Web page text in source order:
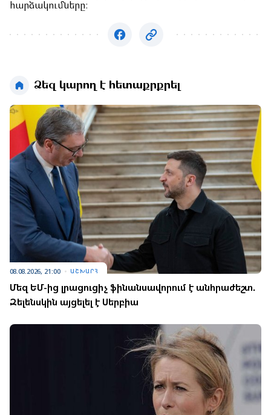
հարձակումները:
Ձեզ կարող է հետաքրքրել
08.08.2026, 21:00 ԱՇԽԱՐՀ
Մեզ ԵՄ-ից լրացուցիչ ֆինանսավորում է անհրաժեշտ.
Զելենսկին այցելել է Սերբիա